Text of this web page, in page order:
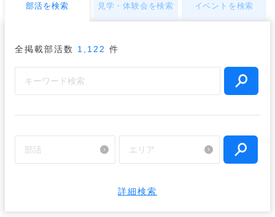
部活を検索 見学・体験会を検索 イベントを検索
全掲載部活数 1,122 件
詳細検索